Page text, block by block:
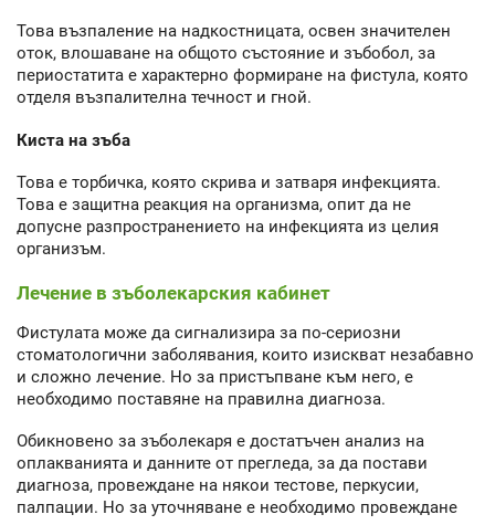
Това възпаление на надкостницата, освен значителен
оток, влошаване на общото състояние и зъбобол, за
периостатита е характерно формиране на фистула, която
отделя възпалителна течност и гной.
Киста на зъба
Това е торбичка, която скрива и затваря инфекцията.
Това е защитна реакция на организма, опит да не
допусне разпространението на инфекцията из целия
организъм.
Лечение в зъболекарския кабинет
Фистулата може да сигнализира за по-сериозни
стоматологични заболявания, които изискват незабавно
и сложно лечение. Но за пристъпване към него, е
необходимо поставяне на правилна диагноза.
Обикновено за зъболекаря е достатъчен анализ на
оплакванията и данните от прегледа, за да постави
диагноза, провеждане на някои тестове, перкусии,
палпации. Но за уточняване е необходимо провеждане